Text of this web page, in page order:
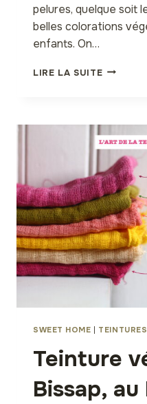
pelures, quelque soit
belles colorations
enfants. On…
LIRE LA SUITETEINTURE
SWEET HOME
Teinture
Bissap,